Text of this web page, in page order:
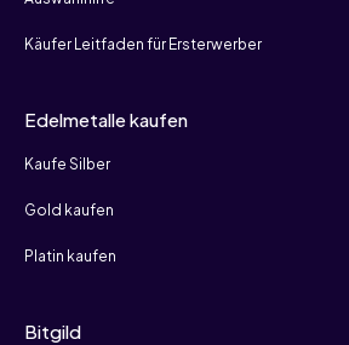
Käufer Leitfaden für Ersterwerber
Edelmetalle kaufen
Kaufe Silber
Gold kaufen
Platin kaufen
Bitgild